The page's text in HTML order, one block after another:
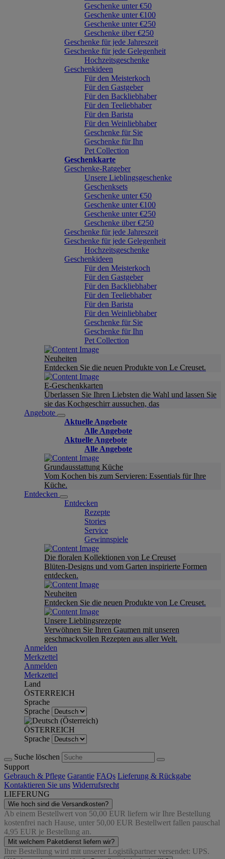
Geschenke unter €50
Geschenke unter €100
Geschenke unter €250
Geschenke über €250
Geschenke für jede Jahreszeit
Geschenke für jede Gelegenheit
Hochzeitsgeschenke
Geschenkideen
Für den Meisterkoch
Für den Gastgeber
Für den Backliebhaber
Für den Teeliebhaber
Für den Barista
Für den Weinliebhaber
Geschenke für Sie
Geschenke für Ihn
Pet Collection
Geschenkkarte
Geschenke-Ratgeber
Unsere Lieblingsgeschenke
Geschenksets
Geschenke unter €50
Geschenke unter €100
Geschenke unter €250
Geschenke über €250
Geschenke für jede Jahreszeit
Geschenke für jede Gelegenheit
Hochzeitsgeschenke
Geschenkideen
Für den Meisterkoch
Für den Gastgeber
Für den Backliebhaber
Für den Teeliebhaber
Für den Barista
Für den Weinliebhaber
Geschenke für Sie
Geschenke für Ihn
Pet Collection
Neuheiten
Entdecken Sie die neuen Produkte von Le Creuset.
E-Geschenkkarten
Überlassen Sie Ihren Liebsten die Wahl und lassen Sie
sie das Kochgeschirr aussuchen, das
Angebote
Aktuelle Angebote
Alle Angebote
Aktuelle Angebote
Alle Angebote
Grundausstattung Küche
Vom Kochen bis zum Servieren: Essentials für Ihre
Küche.
Entdecken
Entdecken
Rezepte
Stories
Service
Gewinnspiele
Die floralen Kollektionen von Le Creuset
Blüten-Designs und vom Garten inspirierte Formen
entdecken.
Neuheiten
Entdecken Sie die neuen Produkte von Le Creuset.
Unsere Lieblingsrezepte
Verwöhnen Sie Ihren Gaumen mit unseren
geschmackvollen Rezepten aus aller Welt.
Anmelden
Merkzettel
Anmelden
Merkzettel
Land
ÖSTERREICH
Sprache
Sprache
ÖSTERREICH
Sprache
Suche löschen
Support
Gebrauch & Pflege Garantie FAQs Lieferung & Rückgabe
Kontaktieren Sie uns Widerrufsrecht
LIEFERUNG
Wie hoch sind die Versandkosten?
Ab einem Bestellwert von 50,00 EUR liefern wir Ihre Bestellung
kostenfrei nach Hause, unter 50,00 EUR Bestellwert fallen pauschal
4,95 EUR je Bestellung an.
Mit welchem Paketdienst liefern wir?
Ihre Bestellung wird mit unserer Logistikpartner versendet: UPS.